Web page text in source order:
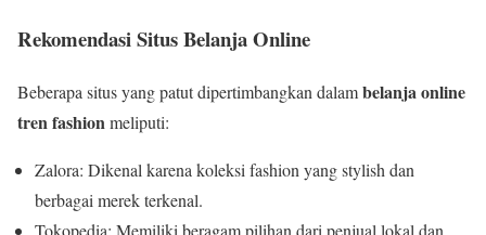
Rekomendasi Situs Belanja Online
Beberapa situs yang patut dipertimbangkan dalambelanja online
tren fashionmeliputi:
Zalora: Dikenal karena koleksi fashion yang stylish dan
berbagai merek terkenal.
Tokopedia: Memiliki beragam pilihan dari penjual lokal dan